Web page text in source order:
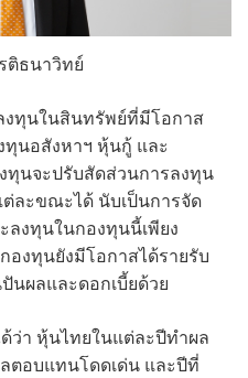
ติธนาวิทย์
งทุนในสินทรัพย์ที่มีโอกาส
ทุนอสังหาฯ หุ้นกู้ และ
ทุนจะปรับสัดส่วนการลงทุน
ละขณะได้ นับเป็นการจัด
ลงทุนในกองทุนนี้เพียง
องทุนยังมีโอกาสได้รายรับ
นผลและดอกเบี้ยด้วย
ว่า หุ้นไทยในแต่ละปีทำผล
ตอบแทนโดดเด่น และปีที่